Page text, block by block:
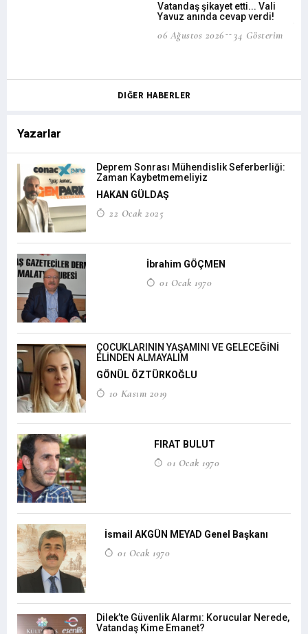
Vatandaş şikayet etti... Vali
Yavuz anında cevap verdi!
06 Ağustos 2026 34 Gösterim
DIĞER HABERLER
Yazarlar
Deprem Sonrası Mühendislik Seferberliği:
Zaman Kaybetmemeliyiz
HAKAN GÜLDAŞ
22 Ocak 2025
İbrahim GÖÇMEN
01 Ocak 1970
ÇOCUKLARININ YAŞAMINI VE GELECEĞİNİ
ELİNDEN ALMAYALIM
GÖNÜL ÖZTÜRKOĞLU
10 Kasım 2019
FIRAT BULUT
01 Ocak 1970
İsmail AKGÜN MEYAD Genel Başkanı
01 Ocak 1970
Dilek’te Güvenlik Alarmı: Korucular Nerede,
Vatandaş Kime Emanet?